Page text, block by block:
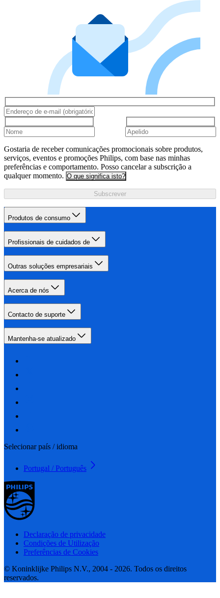
Gostaria de receber comunicações promocionais sobre produtos,
serviços, eventos e promoções Philips, com base nas minhas
preferências e comportamento. Posso cancelar a subscrição a
qualquer momento. O que significa isto?
Subscrever
Produtos de consumo
Profissionais de cuidados de
Outras soluções empresariais
Acerca de nós
Contacto de suporte
Mantenha-se atualizado
Selecionar país / idioma
Portugal / Português
Declaração de privacidade
Condições de Utilização
Preferências de Cookies
© Koninklijke Philips N.V., 2004 - 2026. Todos os direitos
reservados.